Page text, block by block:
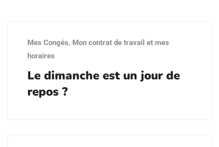
Mes Congés, Mon contrat de travail et mes
horaires
Le dimanche est un jour de
repos ?